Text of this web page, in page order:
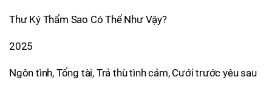
Thư Ký Thẩm Sao Có Thể Như Vậy?
2025
Ngôn tình, Tổng tài, Trả thù tình cảm, Cưới trước yêu sau